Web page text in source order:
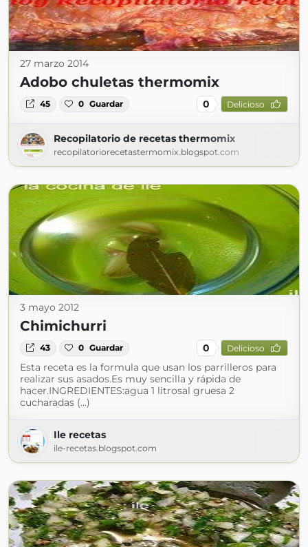
27 marzo 2014
Adobo chuletas thermomix
45 0 Guardar 0 Delicioso
Recopilatorio de recetas thermomix
recopilatoriorecetastermomix.blogspot.com
3 mayo 2012
Chimichurri
43 0 Guardar 0 Delicioso
Esta receta es la formula que usan los parrilleros para
realizar sus asados.Es muy sencilla y rápida de
hacer.INGREDIENTES:agua 1 litrosal gruesa 2
cucharadas (...)
Ile recetas
ile-recetas.blogspot.com